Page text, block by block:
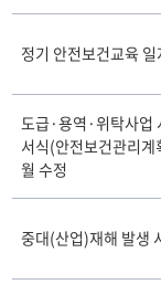
업
해
서
식
게
시
리
정기 안전보건교육 일
도급·용역·위탁사업
서식(안전보건관리
월 수정
중대(산업)재해 발생